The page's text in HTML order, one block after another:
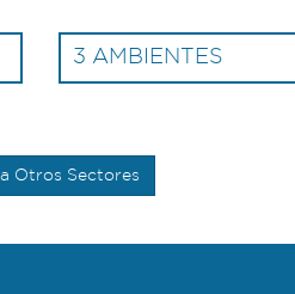
3 AMBIENTES
Otros Sectores